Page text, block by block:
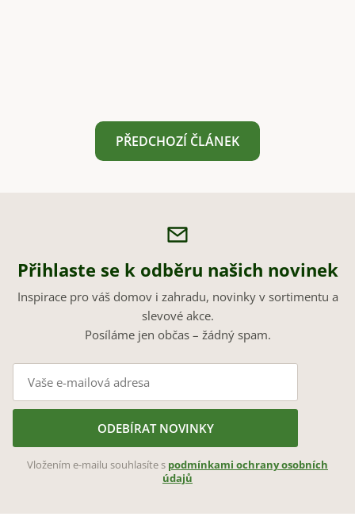
PŘEDCHOZÍ ČLÁNEK
Přihlaste se k odběru našich novinek
Inspirace pro váš domov i zahradu, novinky v sortimentu a
slevové akce.
Posíláme jen občas – žádný spam.
ODEBÍRAT NOVINKY
Vložením e-mailu souhlasíte s podmínkami ochrany osobních
údajů